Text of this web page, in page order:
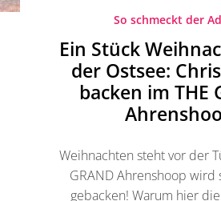
So schmeckt der
Ein Stück
der Ostsee:
backen im THE
Weihnachten steht vor der
GRAND Ahrenshoop wird
gebacken! Warum hier